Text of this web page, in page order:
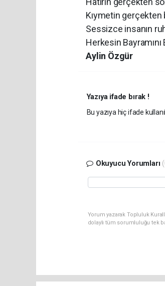
Kıymetin gerçekten
Sessizce insanın
Herkesin
Aylin Özgür
Yazıya ifade bırak !
Bu yazıya hiç ifade
Okuyucu Yorumları
Yorum yazarak Topluluk
dolaylı tüm sorumluluğu tek